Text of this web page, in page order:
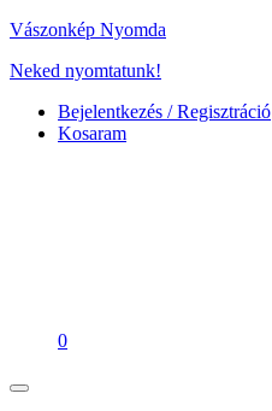
Vászonkép Nyomda
Neked nyomtatunk!
Bejelentkezés / Regisztráció
Kosaram
0